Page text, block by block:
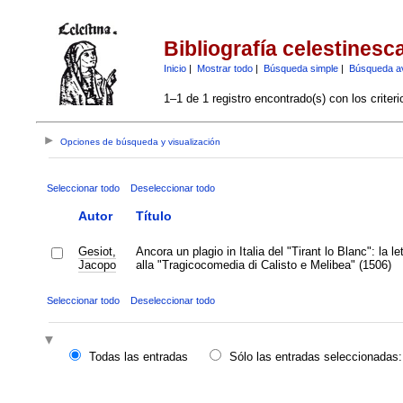
Bibliografía
Inicio| Mostrar todo| Búsqueda simple| Búsqueda
1–1 de 1 registro encontrado(s) con los
Opciones de búsqueda y visualización
Seleccionar todo Deseleccionar todo
Autor Título
Gesiot,
Jacopo
Ancora un plagio in Italia del "Tirant lo Blanc": la
alla "Tragicocomedia di Calisto e Melibea" (1506)
Seleccionar todo Deseleccionar todo
Todas las entradas
Sólo las entradas seleccionadas: